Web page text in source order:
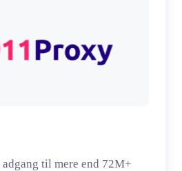
til mere end 72M+